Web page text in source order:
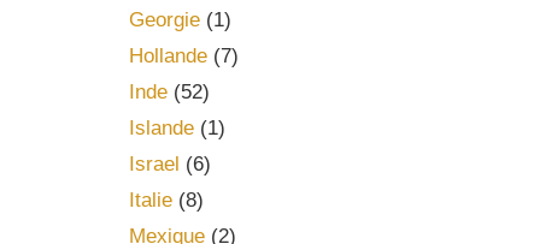
Georgie(1)
Hollande(7)
Inde(52)
Islande(1)
Israel (6)
Italie(8)
Mexique(2)